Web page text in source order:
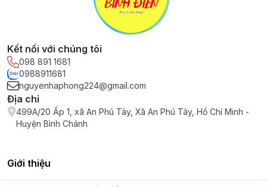
Kết nối với chúng tôi
098 891 1681
0988911681
nguyenhaphong224@gmail.com
Địa chỉ
499A/20 Ấp 1, xã An Phú Tây, Xã An Phú Tây, Hồ Chí Minh -
Huyện Bình Chánh
Giới thiệu